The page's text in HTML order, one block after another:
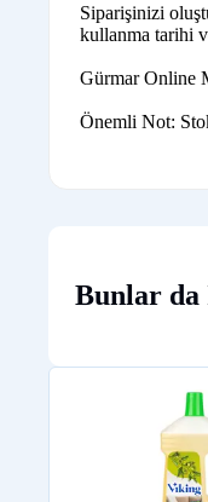
Siparişinizi
kullanma tarihi
Gürmar Online
Önemli Not:
Bunlar